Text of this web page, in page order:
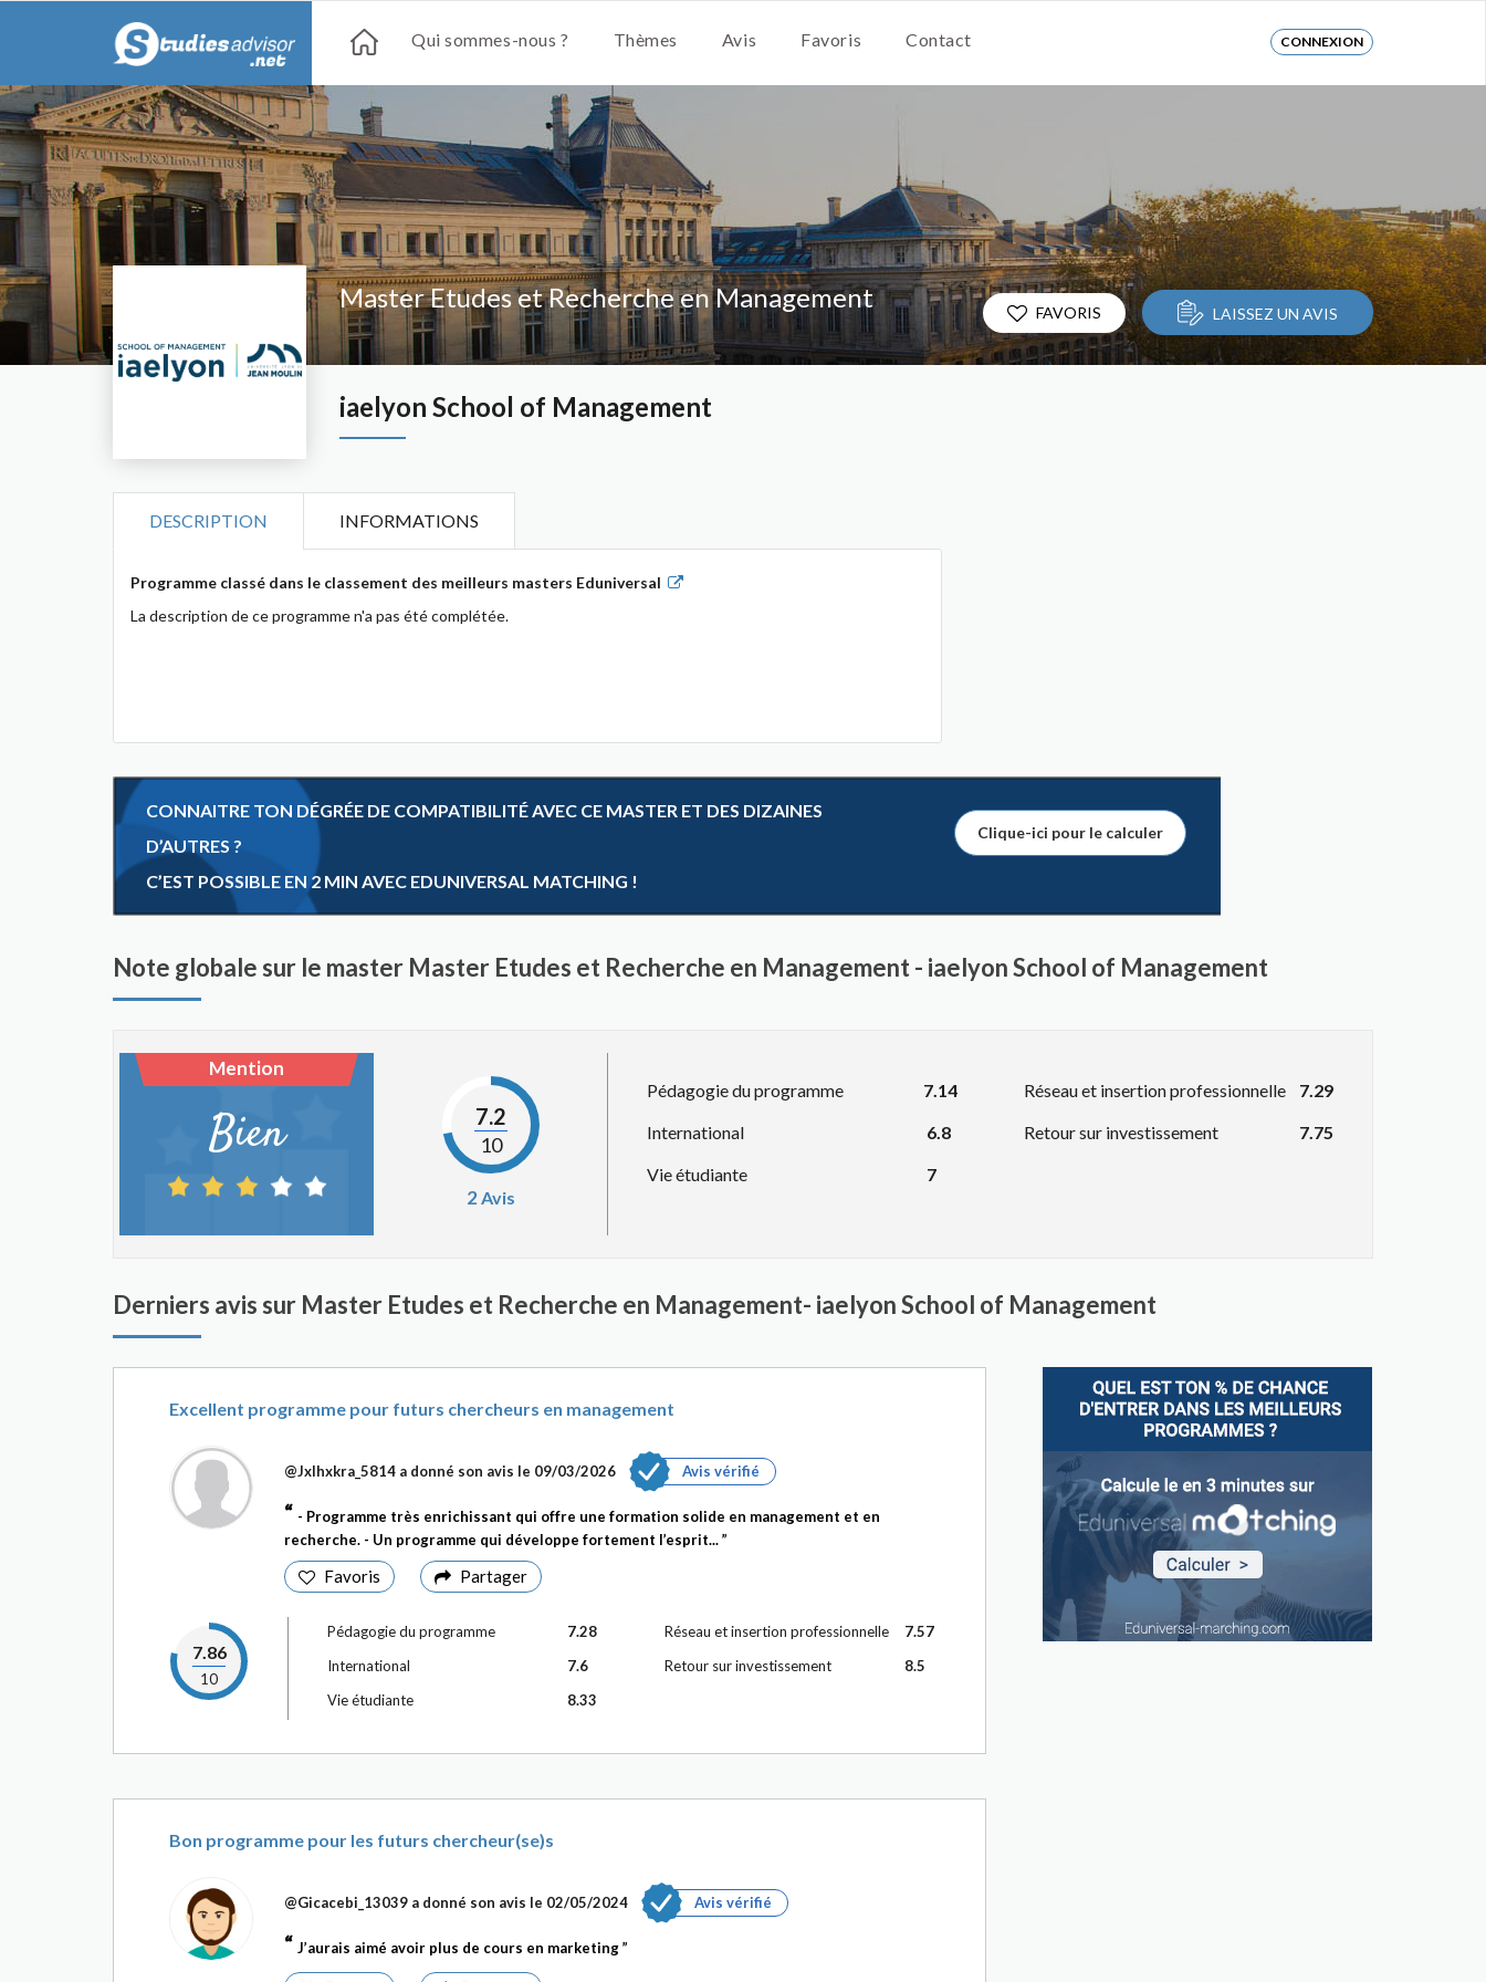
Qui sommes-nous ? Thèmes Avis Favoris Contact CONNEXION
Master Etudes et Recherche en Management
iaelyon School of Management
FAVORIS LAISSEZ UN AVIS
DESCRIPTION INFORMATIONS
Programme classé dans le classement des meilleurs masters Eduniversal
La description de ce programme n'a pas été complétée.
CONNAITRE TON DÉGRÉE DE COMPATIBILITÉ AVEC CE MASTER ET DES DIZAINES
D’AUTRES ?
C’EST POSSIBLE EN 2 MIN AVEC EDUNIVERSAL MATCHING !
Clique-ici pour le calculer
Note globale sur le master Master Etudes et Recherche en Management - iaelyon School of Management
Mention
Bien 7.2
10
2 Avis
Pédagogie du programme
7.14
International
6.8
Vie étudiante
7
Réseau et insertion professionnelle
7.29
Retour sur investissement
7.75
Derniers avis sur Master Etudes et Recherche en Management- iaelyon School of Management
Excellent programme pour futurs chercheurs en management
@Jxlhxkra_5814 a donné son avis le 09/03/2026 Avis vérifié
- Programme très enrichissant qui offre une formation solide en management et en
recherche. - Un programme qui développe fortement l’esprit...
Favoris Partager
7.86
10
Pédagogie du programme
7.28
International
7.6
Vie étudiante
8.33
Réseau et insertion professionnelle
7.57
Retour sur investissement
8.5
Bon programme pour les futurs chercheur(se)s
@Gicacebi_13039 a donné son avis le 02/05/2024 Avis vérifié
J’aurais aimé avoir plus de cours en marketing